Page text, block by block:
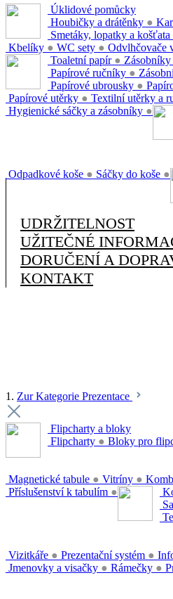
Úklidové pomůcky
Houbičky a drátěnky ●
Smetáky, lopatky a košťata
Kbelíky ● WC sety ● Odvlhčovače
Toaletní papír ●
Papírové ručníky ●
Papírové ubrousky ●
Papírové utěrky ● Textilní utěrky a
Hygienické sáčky a zásobníky ●
Odpadkové koše ● Sáčky do koše ●
UDRŽITELNOST
UŽITEČNÉ
DORUČENÍ A
KONTAKT
1. Zur Kategorie Prezentace
Flipcharty a bloky
Flipcharty ● Bloky pro
Magnetické tabule ● Vitríny ●
Příslušenství k tabulím ●
Vizitkáře ● Prezentační systém ●
Jmenovky a visačky ● Rámečky ●